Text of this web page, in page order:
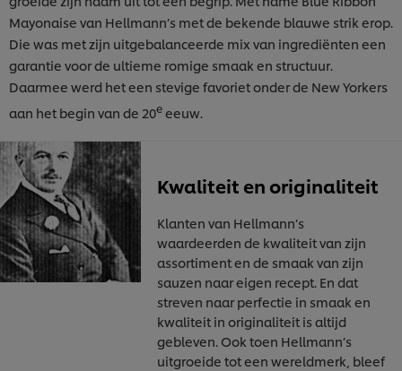
Mayonaise van Hellmann’s met de bekende blauwe strik erop.
Die was met zijn uitgebalanceerde mix van ingrediënten een
garantie voor de ultieme romige smaak en structuur.
Daarmee werd het een stevige favoriet onder de New Yorkers
aan het begin van de 20eeeuw.
Kwaliteit en originaliteit
Klanten van Hellmann’s
waardeerden de kwaliteit van zijn
assortiment en de smaak van zijn
sauzen naar eigen recept. En dat
streven naar perfectie in smaak en
kwaliteit in originaliteit is altijd
gebleven. Ook toen Hellmann’s
uitgroeide tot een wereldmerk, bleef